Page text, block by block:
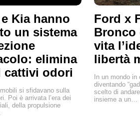
Kia hanno
un sistema
elimina
cattivi odori
si sfidavano sulla
Poi è arrivata l’era dei
della propulsione
Ford x
Bronco
vita
libertà
In un mondo
diventando
scelto di
insieme a un…